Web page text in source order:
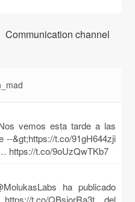
Communication channel
vemos esta tarde a las
--&gt;https://t.co/91gH644zji
https://t.co/9oUzQwTKb7
ha publicado